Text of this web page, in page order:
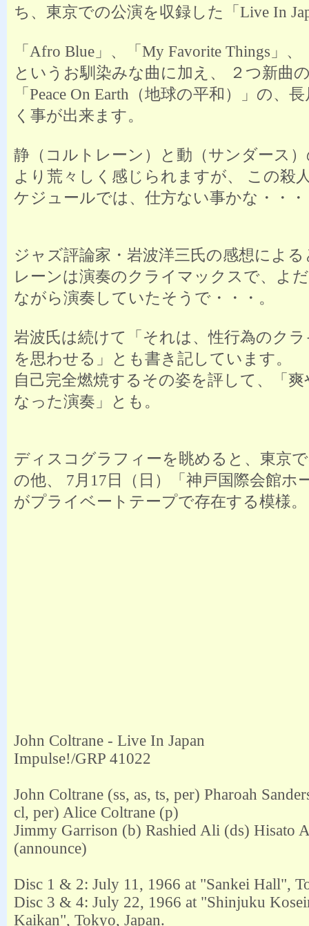
ち、東京での公演を収録した「Live In
「Afro Blue」、「My Favorite Things」、
というお馴染みな曲に加え、 ２つ新曲
「Peace On Earth（地球の平和）」の、
く事が出来ます。
静（コルトレーン）と動（サンダース
より荒々しく感じられますが、 この殺
ケジュールでは、仕方ない事かな・・
ジャズ評論家・岩波洋三氏の感想によ
レーンは演奏のクライマックスで、よ
ながら演奏していたそうで・・・。
岩波氏は続けて「それは、性行為のク
を思わせる」とも書き記しています。
自己完全燃焼するその姿を評して、「
なった演奏」とも。
ディスコグラフィーを眺めると、東京
の他、 7月17日（日）「神戸国際会館ホ
がプライベートテープで存在する模様。
John Coltrane - Live In Japan
Impulse!/GRP 41022
John Coltrane (ss, as, ts, per) Pharoah
cl, per) Alice Coltrane (p)
Jimmy Garrison (b) Rashied Ali (ds) Hisato
(announce)
Disc 1 & 2: July 11, 1966 at "Sankei Hall",
Disc 3 & 4: July 22, 1966 at "Shinjuku
Kaikan", Tokyo, Japan.